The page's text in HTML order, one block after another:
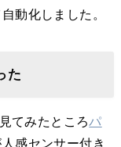
動化しました。
た
てみたところパ
人感センサー付き